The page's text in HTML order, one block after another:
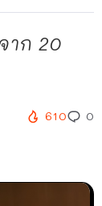
าก 20
610 0